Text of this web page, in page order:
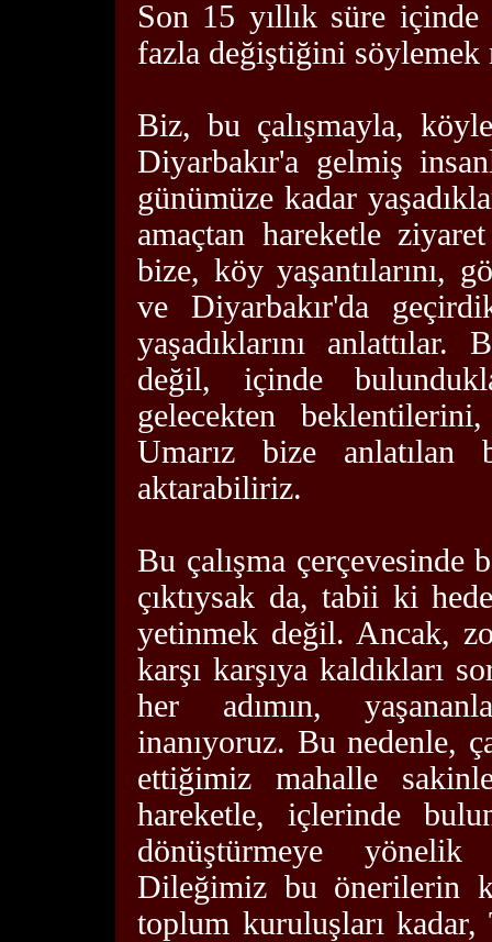
Son 15 yıllık süre
fazla değiştiğini
Biz, bu çalışmayla,
Diyarbakır'a gelmiş
günümüze kadar
amaçtan hareketle
bize, köy yaşantılarını,
ve Diyarbakır'da
yaşadıklarını anlattılar.
değil, içinde
gelecekten
Umarız bize anlatılan
aktarabiliriz.
Bu çalışma
çıktıysak da, tabii ki
yetinmek değil. Ancak,
karşı karşıya kaldıkları
her adımın,
inanıyoruz. Bu nedenle,
ettiğimiz mahalle
hareketle, içlerinde
dönüştürmeye
Dileğimiz bu önerilerin
toplum kuruluşları